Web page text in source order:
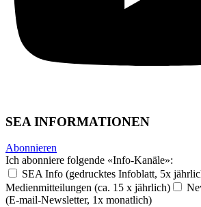
SEA INFORMATIONEN
Abonnieren
Ich abonniere folgende «Info-Kanäle»:
SEA Info (gedrucktes Infoblatt, 5x
Medienmitteilungen (ca. 15 x jährlich)
(E-mail-Newsletter, 1x monatlich)